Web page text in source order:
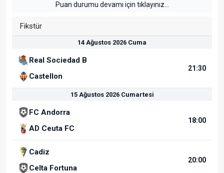
Puan durumu devamı için tıklayınız...
Fikstür
14 Ağustos 2026 Cuma
Real Sociedad B
Castellon
21:30
15 Ağustos 2026 Cumartesi
FC Andorra
AD Ceuta FC
18:00
Cadiz
Celta Fortuna
20:00